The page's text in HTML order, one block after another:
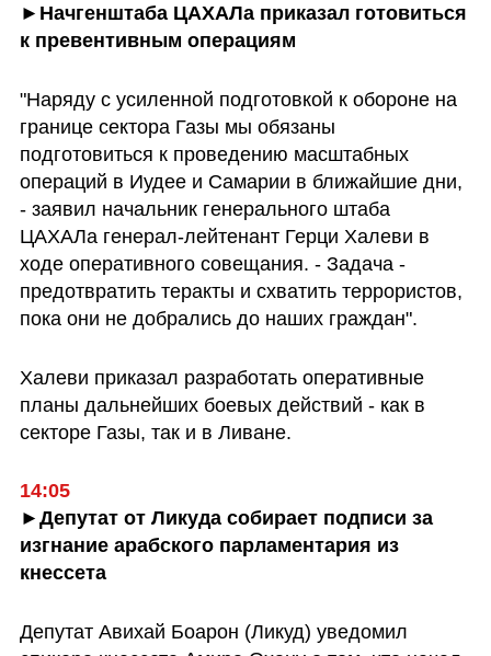
►Начгенштаба ЦАХАЛа приказал готовиться
к превентивным операциям
"Наряду с усиленной подготовкой к обороне на
границе сектора Газы мы обязаны
подготовиться к проведению масштабных
операций в Иудее и Самарии в ближайшие дни,
- заявил начальник генерального штаба
ЦАХАЛа генерал-лейтенант Герци Халеви в
ходе оперативного совещания. - Задача -
предотвратить теракты и схватить террористов,
пока они не добрались до наших граждан".
Халеви приказал разработать оперативные
планы дальнейших боевых действий - как в
секторе Газы, так и в Ливане.
14:05
►Депутат от Ликуда собирает подписи за
изгнание арабского парламентария из
кнессета
Депутат Авихай Боарон (Ликуд) уведомил